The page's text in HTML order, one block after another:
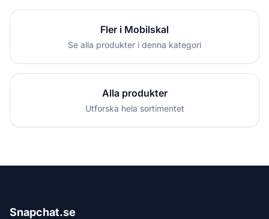
Fler i Mobilskal
Se alla produkter i denna kategori
Alla produkter
Utforska hela sortimentet
Snapchat.se